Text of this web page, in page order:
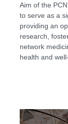
Aim of the
to serve as a
providing an
research,
network
health and